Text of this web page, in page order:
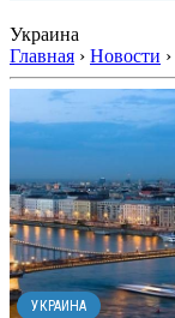
Украина
Главная › Новости ›
УКРАИНА